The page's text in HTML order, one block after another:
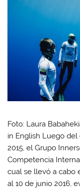
Foto: Laura
in English Luego
2015, el Grupo
Competencia
cual se llevó a cabo
al 10 de junio 2016,